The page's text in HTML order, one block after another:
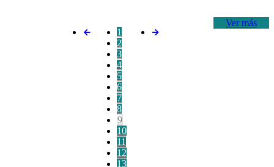
Ver más
1
2
3
4
5
6
7
8
9
10
11
12
13